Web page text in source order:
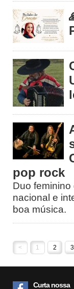
pop rock
Duo
nacional e
boa música.
< 1 2 3
Curta nossa